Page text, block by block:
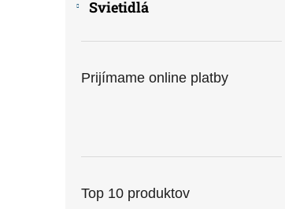
Svietidlá
Prijímame online platby
Top 10 produktov